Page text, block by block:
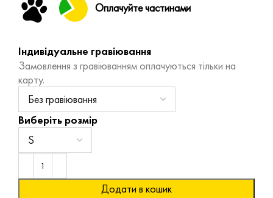
Оплачуйте частинами
Індивідуальне гравіювання
Замовлення з гравіюванням оплачуються тільки на
карту.
Виберіть розмір
Додати в кошик